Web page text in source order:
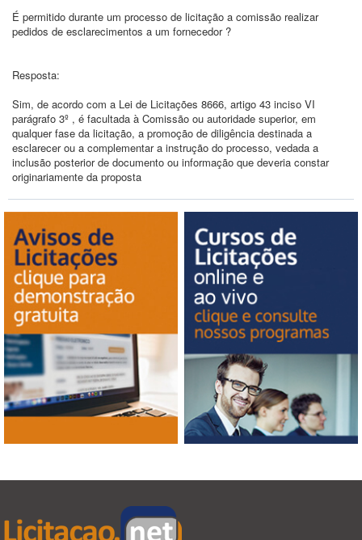
É permitido durante um processo de licitação a comissão realizar
pedidos de esclarecimentos a um fornecedor ?
Resposta:
Sim, de acordo com a Lei de Licitações 8666, artigo 43 inciso VI
parágrafo 3º , é facultada à Comissão ou autoridade superior, em
qualquer fase da licitação, a promoção de diligência destinada a
esclarecer ou a complementar a instrução do processo, vedada a
inclusão posterior de documento ou informação que deveria constar
originariamente da proposta